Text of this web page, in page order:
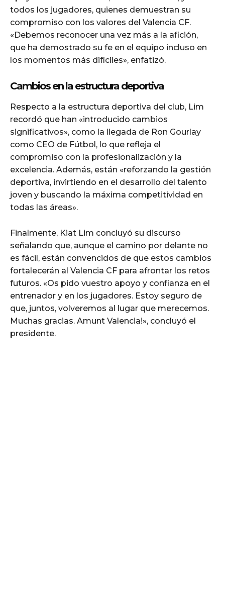
todos los jugadores, quienes demuestran su
compromiso con los valores del Valencia CF.
«Debemos reconocer una vez más a la afición,
que ha demostrado su fe en el equipo incluso en
los momentos más difíciles», enfatizó.
Cambios en la estructura deportiva
Respecto a la estructura deportiva del club, Lim
recordó que han «introducido cambios
significativos», como la llegada de Ron Gourlay
como CEO de Fútbol, lo que refleja el
compromiso con la profesionalización y la
excelencia. Además, están «reforzando la gestión
deportiva, invirtiendo en el desarrollo del talento
joven y buscando la máxima competitividad en
todas las áreas».
Finalmente, Kiat Lim concluyó su discurso
señalando que, aunque el camino por delante no
es fácil, están convencidos de que estos cambios
fortalecerán al Valencia CF para afrontar los retos
futuros. «Os pido vuestro apoyo y confianza en el
entrenador y en los jugadores. Estoy seguro de
que, juntos, volveremos al lugar que merecemos.
Muchas gracias. Amunt Valencia!», concluyó el
presidente.